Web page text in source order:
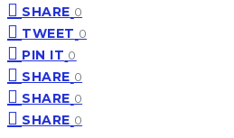
SHARE 0
TWEET 0
PIN IT 0
SHARE 0
SHARE 0
SHARE 0